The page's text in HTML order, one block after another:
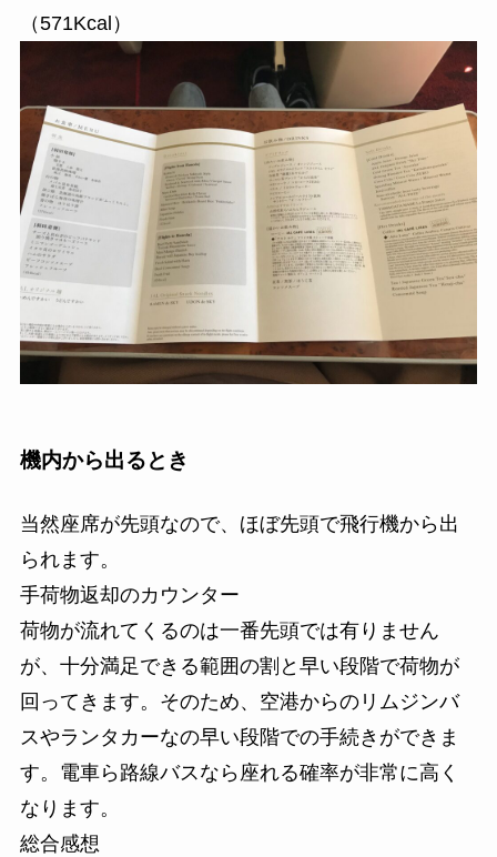
（571Kcal）
機内から出るとき
当然座席が先頭なので、ほぼ先頭で飛行機から出
られます。
手荷物返却のカウンター
荷物が流れてくるのは一番先頭では有りません
が、十分満足できる範囲の割と早い段階で荷物が
回ってきます。そのため、空港からのリムジンバ
スやランタカーなの早い段階での手続きができま
す。電車ら路線バスなら座れる確率が非常に高く
なります。
総合感想